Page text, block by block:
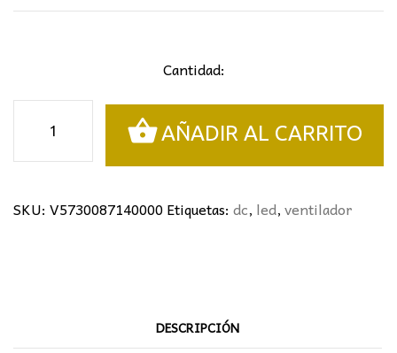
Cantidad:
BLANCO
Ø122CMS
AÑADIR AL CARRITO
SKU: V5730087140000Etiquetas: dc, led,ventilador
DESCRIPCIÓN